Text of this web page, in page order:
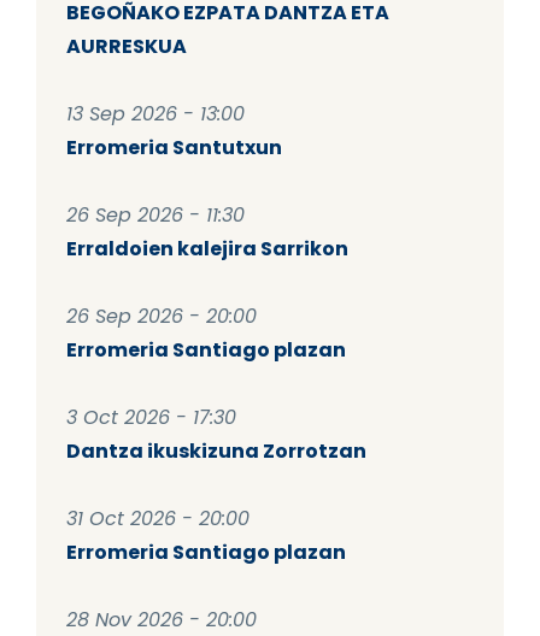
BEGOÑAKO EZPATA DANTZA ETA
AURRESKUA
13 Sep 2026 - 13:00
Erromeria Santutxun
26 Sep 2026 - 11:30
Erraldoien kalejira Sarrikon
26 Sep 2026 - 20:00
Erromeria Santiago plazan
3 Oct 2026 - 17:30
Dantza ikuskizuna Zorrotzan
31 Oct 2026 - 20:00
Erromeria Santiago plazan
28 Nov 2026 - 20:00